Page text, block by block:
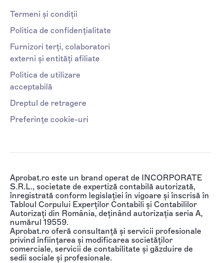
Termeni și condiții
Politica de confidențialitate
Furnizori terți, colaboratori
externi și entități afiliate
Politica de utilizare
acceptabilă
Dreptul de retragere
Preferințe cookie-uri
Aprobat.ro este un brand operat de INCORPORATE
S.R.L., societate de expertiză contabilă autorizată,
înregistrată conform legislației în vigoare și înscrisă în
Tabloul Corpului Experților Contabili și Contabililor
Autorizați din România, deținând autorizația seria A,
numărul 19559.
Aprobat.ro oferă consultanță și servicii profesionale
privind înființarea și modificarea societăților
comerciale, servicii de contabilitate și găzduire de
sedii sociale și profesionale.